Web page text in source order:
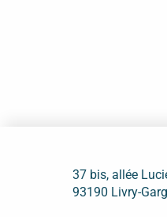
37 bis, allée
93190 Livry-